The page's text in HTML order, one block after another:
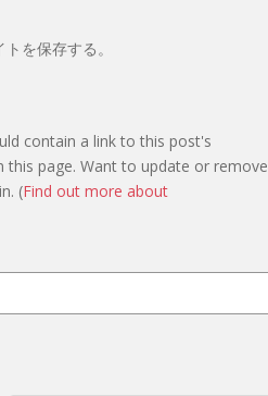
を保存する。
contain a link to this post's
this page. Want to update or remove
(Find out more about